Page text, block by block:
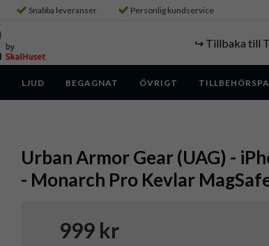
Snabba leveranser Personlig kundservice
↪️ Tillbaka till
LJUD BEGAGNAT ÖVRIGT
Urban Armor Gear (UAG) -
- Monarch Pro Kevlar
999 kr